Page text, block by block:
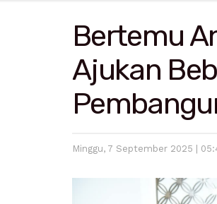
Bertemu
Ajukan
Minggu, 7 September 2025 |